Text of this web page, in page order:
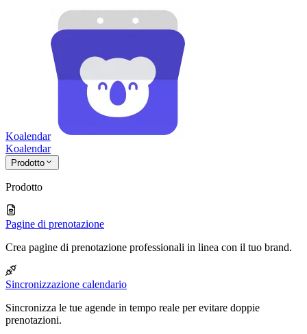
Koalendar
Koalendar
Prodotto
Prodotto
Pagine di prenotazione
Crea pagine di prenotazione professionali in linea con il tuo brand.
Sincronizzazione calendario
Sincronizza le tue agende in tempo reale per evitare doppie
prenotazioni.